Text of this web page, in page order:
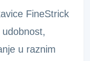
FineStrick
u raznim